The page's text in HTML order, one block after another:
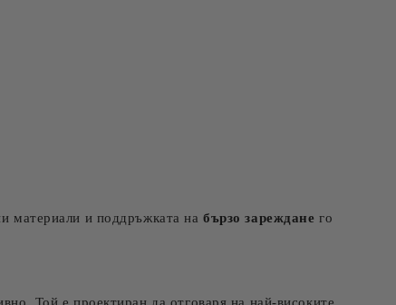
материали и поддръжката набързо зареждане го